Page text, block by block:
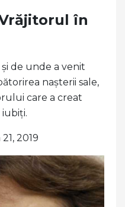
în
de unde a venit
nașterii sale,
care a creat
2019